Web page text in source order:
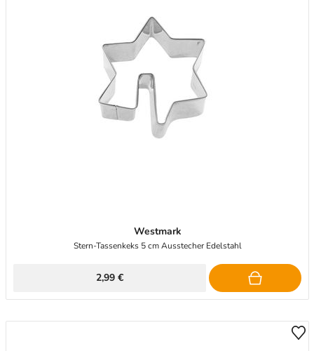
Westmark
Stern-Tassenkeks 5 cm Ausstecher Edelstahl
2,99 €